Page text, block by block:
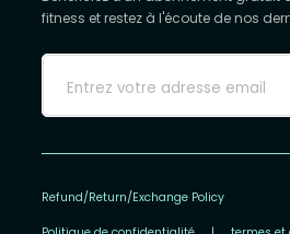
fitness et restez à l'écoute de nos
Refund/Return/Exchange Policy